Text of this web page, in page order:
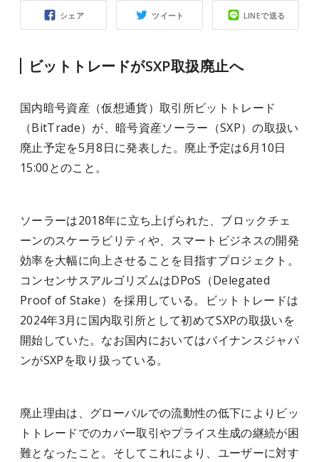
シェア ツイート LINEで送る
ビットトレードがSXP取扱廃止へ
国内暗号資産（仮想通貨）取引所ビットトレード
（BitTrade）が、暗号資産ソーラー（SXP）の取扱い
廃止予定を5月8日に発表した。廃止予定は6月10日
15:00とのこと。
ソーラーは2018年に立ち上げられた、ブロックチェ
ーンのスケーラビリティや、スマートビジネスの開発
効率を大幅に向上させることを目指すプロジェクト。
コンセンサスアルゴリズムはDPoS（Delegated
Proof of Stake）を採用している。ビットトレードは
2024年3月に国内取引所として初めてSXPの取扱いを
開始していた。なお国内においてはバイナンスジャパ
ンがSXPを取り扱っている。
廃止理由は、グローバルでの流動性の低下によりビッ
トトレードでのカバー取引やプライス生成の継続が困
難となったこと。そしてこれにより、ユーザーに対す